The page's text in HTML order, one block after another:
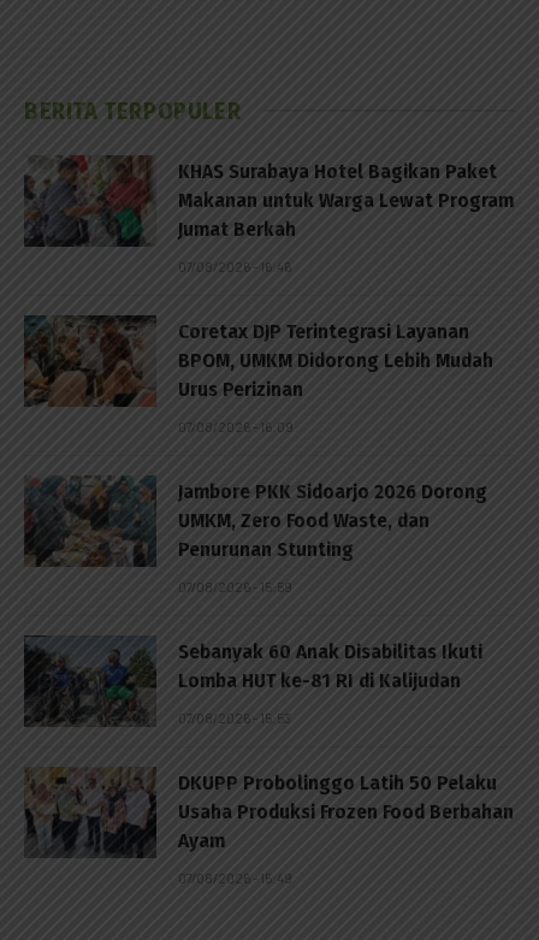
BERITA TERPOPULER
KHAS Surabaya Hotel Bagikan Paket
Makanan untuk Warga Lewat Program
Jumat Berkah
07/08/2026 - 16:46
Coretax DJP Terintegrasi Layanan
BPOM, UMKM Didorong Lebih Mudah
Urus Perizinan
07/08/2026 - 16:09
Jambore PKK Sidoarjo 2026 Dorong
UMKM, Zero Food Waste, dan
Penurunan Stunting
07/08/2026 - 15:59
Sebanyak 60 Anak Disabilitas Ikuti
Lomba HUT ke-81 RI di Kalijudan
07/08/2026 - 15:53
DKUPP Probolinggo Latih 50 Pelaku
Usaha Produksi Frozen Food Berbahan
Ayam
07/08/2026 - 15:49